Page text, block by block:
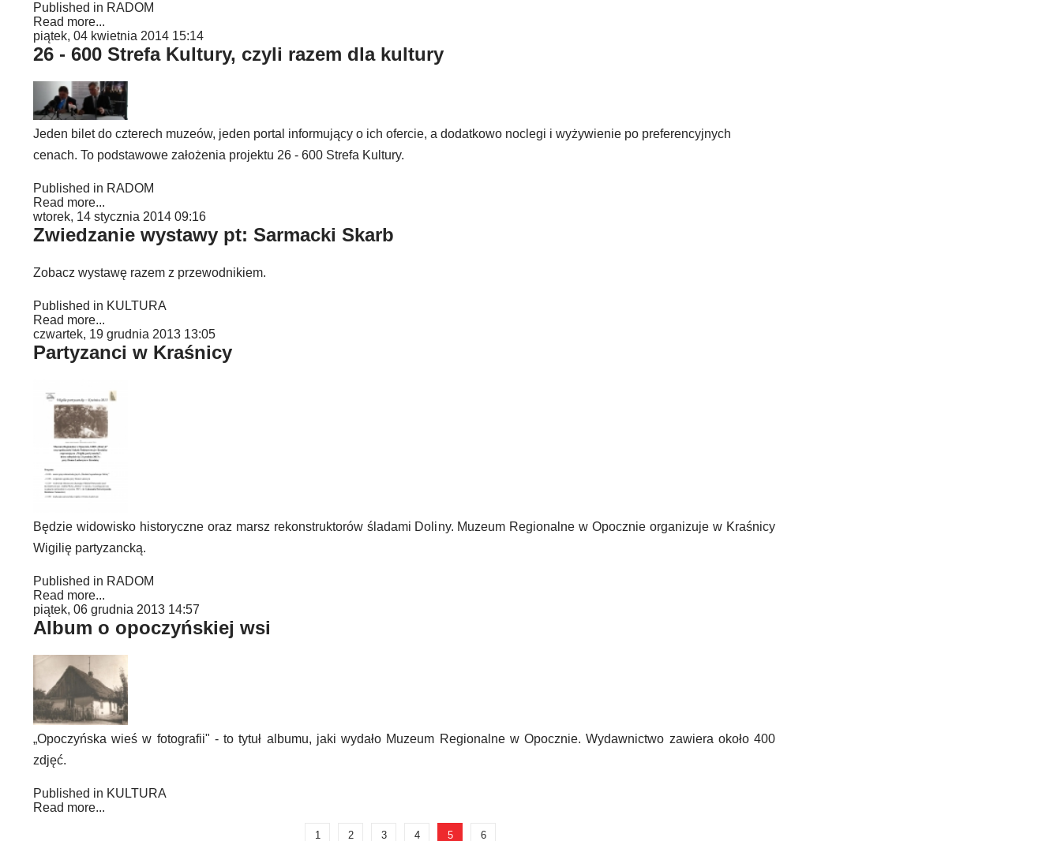
Published in RADOM
Read more...
piątek, 04 kwietnia 2014 15:14
26 - 600 Strefa Kultury, czyli razem dla kultury
Jeden bilet do czterech muzeów, jeden portal informujący o ich ofercie, a dodatkowo noclegi i wyżywienie po preferencyjnych
cenach. To podstawowe założenia projektu 26 - 600 Strefa Kultury.
Published in RADOM
Read more...
wtorek, 14 stycznia 2014 09:16
Zwiedzanie wystawy pt: Sarmacki Skarb
Zobacz wystawę razem z przewodnikiem.
Published in KULTURA
Read more...
czwartek, 19 grudnia 2013 13:05
Partyzanci w Kraśnicy
Będzie widowisko historyczne oraz marsz rekonstruktorów śladami Doliny. Muzeum Regionalne w Opocznie organizuje w Kraśnicy
Wigilię partyzancką.
Published in RADOM
Read more...
piątek, 06 grudnia 2013 14:57
Album o opoczyńskiej wsi
„Opoczyńska wieś w fotografii" - to tytuł albumu, jaki wydało Muzeum Regionalne w Opocznie. Wydawnictwo zawiera około 400
zdjęć.
Published in KULTURA
Read more...
1 2 3 4 5 6